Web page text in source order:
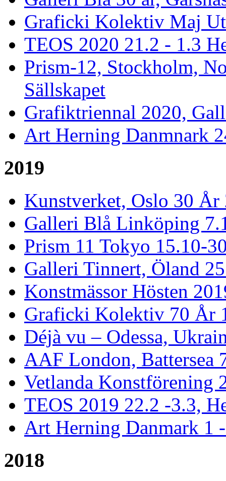
Graficki Kolektiv Maj
TEOS 2020 21.2 - 1.3
Prism-12, Stockholm,
Sällskapet
Grafiktriennal 2020,
Art Herning Danmnark
2019
Kunstverket, Oslo 30 År
Galleri Blå Linköping
Prism 11 Tokyo 15.10-
Galleri Tinnert, Öland
Konstmässor Hösten
Graficki Kolektiv 70 År
Déjà vu – Odessa,
AAF London, Battersea
Vetlanda Konstförening
TEOS 2019 22.2 -3.3,
Art Herning Danmark 1
2018